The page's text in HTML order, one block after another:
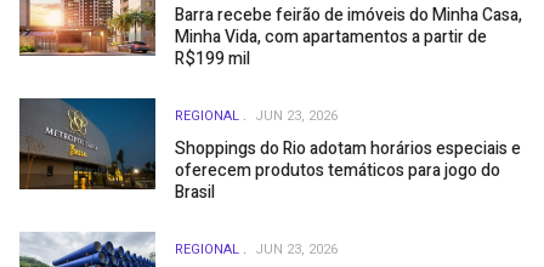
Barra recebe feirão de imóveis do Minha Casa,
Minha Vida, com apartamentos a partir de
R$199 mil
REGIONAL JUN 23, 2026
Shoppings do Rio adotam horários especiais e
oferecem produtos temáticos para jogo do
Brasil
REGIONAL JUN 23, 2026